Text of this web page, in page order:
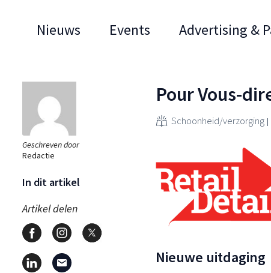
Nieuws Events Advertising &
Geschreven door
Redactie
In dit artikel
Artikel delen
Pour Vous-
Schoonheid/verzorging
Nieuwe uitdaging